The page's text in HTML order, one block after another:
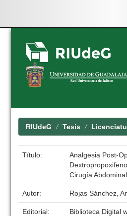
Skip
navigation
RIUdeG Tesis
Título:
Analgesia Post-
Cirugía Abdominal.
Autor: Rojas Sánchez,
Editorial:
Biblioteca Digital